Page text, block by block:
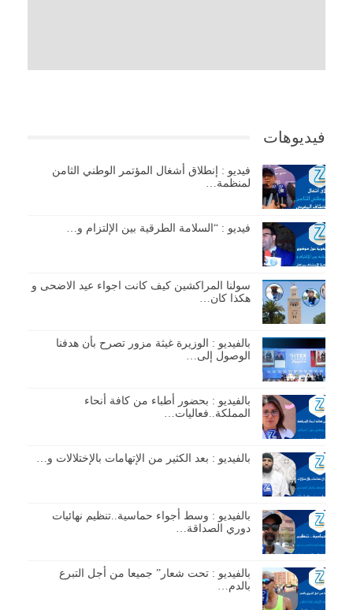
فيديوهات
فيديو : إنطلاق أشغال المؤتمر الوطني الثامن
لمنظمة…
فيديو : “السلامة الطرقية بين الإلتزام و…
سولنا المراكشين كيف كانت اجواء عيد الاضحى و
هكذا كان…
بالفيديو : الوزيرة غيثة مزور تصرح بأن هدفنا
الوصول إلى…
بالفيديو : بحضور أطباء من كافة أنحاء
المملكة..فعاليات…
بالفيديو : بعد الكثير من الإتهامات بالإختلالات و…
بالفيديو : وسط أجواء حماسية..تنظيم نهائيات
دوري الصداقة…
بالفيديو : تحت شعار” جميعا من أجل التبرع
بالدم…